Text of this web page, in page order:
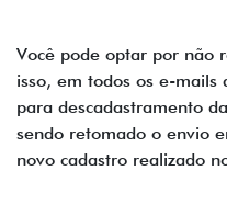
Você pode optar por não
isso, em todos os e-
para descadastramento
sendo retomado o envio
novo cadastro realizado